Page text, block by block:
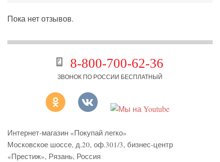
Пока нет отзывов.
8-800-700-62-36
ЗВОНОК ПО РОССИИ БЕСПЛАТНЫЙ
Интернет-магазин «Покупай легко»
Московское шоссе, д.20, оф.301/3, бизнес-центр
«Престиж», Рязань, Россия